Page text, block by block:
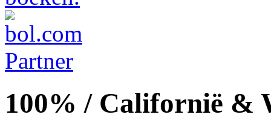
100% / Californië &